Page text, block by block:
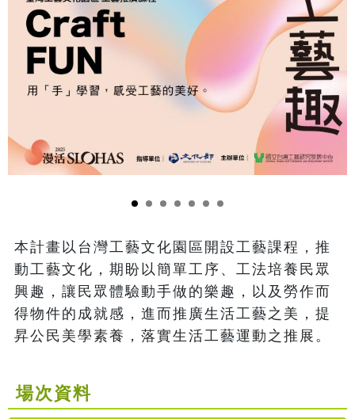
本計畫以台灣工藝文化園區開設工藝課程，推
動工藝文化，期盼以簡單工序、工法培養民眾
興趣，讓民眾體驗動手做的樂趣，以及勞作而
得物件的成就感，進而推廣生活工藝之美，提
昇公民美學素養，落實生活工藝運動之推展。
場次資料